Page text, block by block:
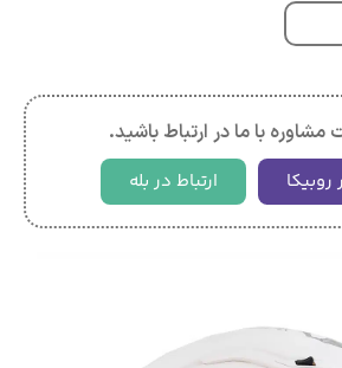
مشاوره با ما در ارتباط باشید.
روبیکا ارتباط در بله